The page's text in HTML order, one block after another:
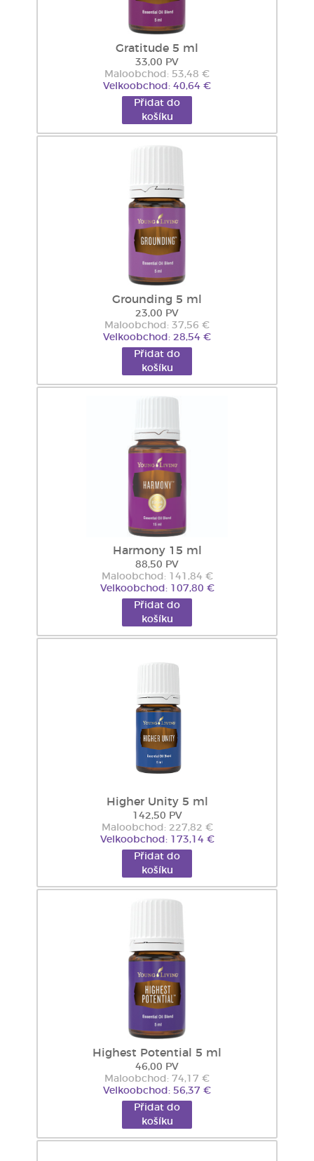
Gratitude 5 ml
33,00 PV
Maloobchod: 53,48 €
Velkoobchod: 40,64 €
Přidat do
košíku
Grounding 5 ml
23,00 PV
Maloobchod: 37,56 €
Velkoobchod: 28,54 €
Přidat do
košíku
Harmony 15 ml
88,50 PV
Maloobchod: 141,84 €
Velkoobchod: 107,80 €
Přidat do
košíku
Higher Unity 5 ml
142,50 PV
Maloobchod: 227,82 €
Velkoobchod: 173,14 €
Přidat do
košíku
Highest Potential 5 ml
46,00 PV
Maloobchod: 74,17 €
Velkoobchod: 56,37 €
Přidat do
košíku